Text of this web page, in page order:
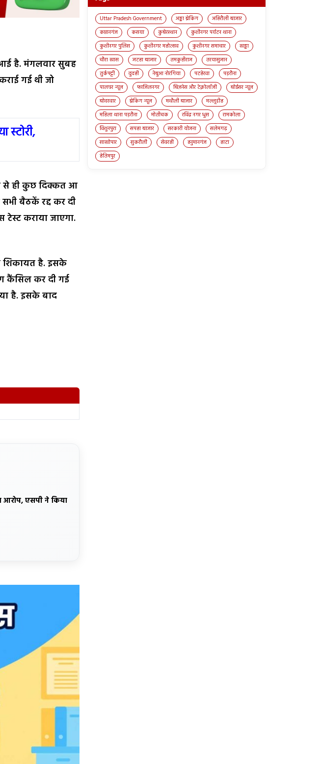
आई है. मंगलवार सुबह
गई थी जो
स्टोरी,
से ही कुछ दिक्कत आ
बैठकें रद्द कर दी
कराया जाएगा.
शिकायत है. इसके
कैंसिल कर दी गई
है. इसके बाद
आरोप, एसपी ने किया
Uttar Pradesh Government अड्डा ब्रेकिंग
अहिरौली बाजार
कप्तानगंज
कसया कुबेरस्थान
कुशीनगर पर्यटन थाना
कुशीनगर पुलिस
कुशीनगर महोत्सव कुशीनगर समाचार
खड्डा
चौरा खास
जटहा बाजार तमकुहीराज
तरयासुजान
तुर्कपट्टी
दुदही नेबुआ नोरंगिया पटहेरवा
पड़रौना
पालघर न्यूज़
फाजिलनगर बिज़नेस और टेक्नोलॉजी
बोईसर न्यूज़
बोदरवार
ब्रेकिंग न्यूज़ मथौली बाजार
मल्लूडीह
महिला थाना पड़रौना
मोतीचक रविंद्र नगर धुस
रामकोला
विशुनपुरा
सपहा बाजार सरकारी योजना
सलेमगढ़
साखोपार
सुकरौली सेवरही हनुमानगंज
हाटा
हेतिमपुर